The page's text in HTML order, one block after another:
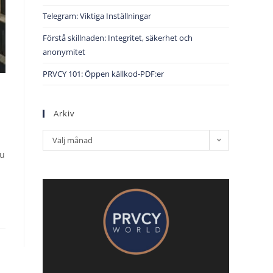
Telegram: Viktiga Inställningar
Förstå skillnaden: Integritet, säkerhet och
anonymitet
PRVCY 101: Öppen källkod-PDF:er
Arkiv
Välj månad